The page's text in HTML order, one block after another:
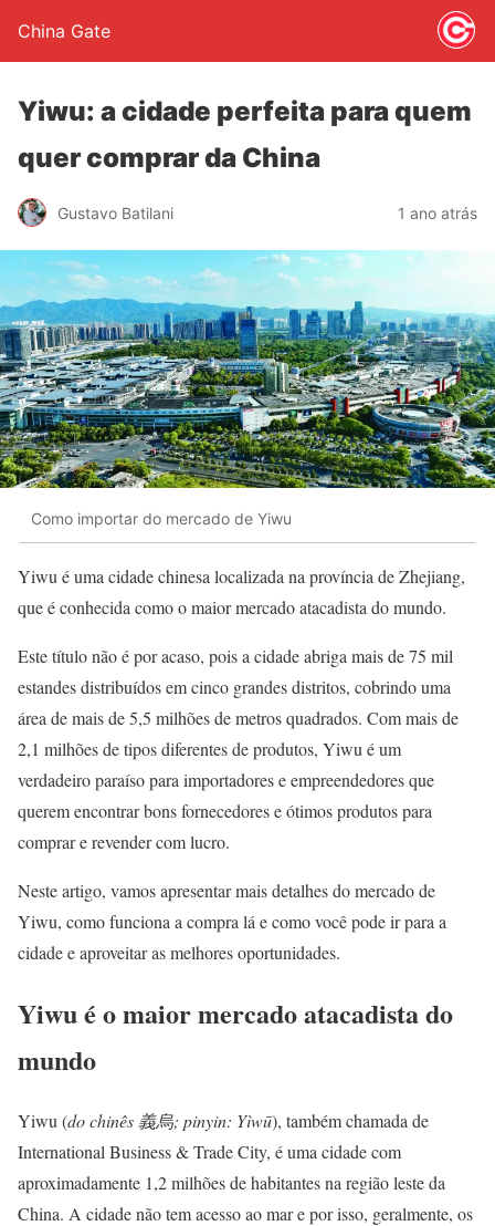
China Gate
Yiwu: a cidade perfeita para quem
quer comprar da China
Gustavo Batilani 1 ano atrás
Como importar do mercado de Yiwu
Yiwu é uma cidade chinesa localizada na província de Zhejiang,
que é conhecida como o maior mercado atacadista do mundo.
Este título não é por acaso, pois a cidade abriga mais de 75 mil
estandes distribuídos em cinco grandes distritos, cobrindo uma
área de mais de 5,5 milhões de metros quadrados. Com mais de
2,1 milhões de tipos diferentes de produtos, Yiwu é um
verdadeiro paraíso para importadores e empreendedores que
querem encontrar bons fornecedores e ótimos produtos para
comprar e revender com lucro.
Neste artigo, vamos apresentar mais detalhes do mercado de
Yiwu, como funciona a compra lá e como você pode ir para a
cidade e aproveitar as melhores oportunidades.
Yiwu é o maior mercado atacadista do
mundo
Yiwu (do chinês 義烏; pinyin: Yìwū), também chamada de
International Business & Trade City, é uma cidade com
aproximadamente 1,2 milhões de habitantes na região leste da
China. A cidade não tem acesso ao mar e por isso, geralmente, os